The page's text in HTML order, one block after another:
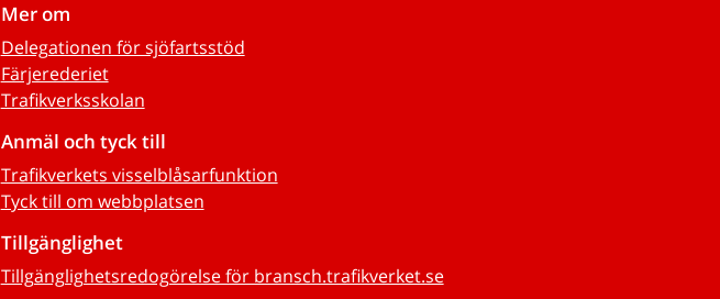
Mer om
Delegationen för sjöfartsstöd
Färjerederiet
Trafikverksskolan
Anmäl och tyck till
Trafikverkets visselblåsarfunktion
Tyck till om webbplatsen
Tillgänglighet
Tillgänglighetsredogörelse för bransch.trafikverket.se